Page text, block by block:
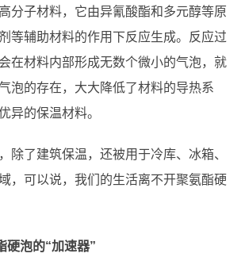
分子材料，它由异氰酸酯和多元醇等原
等辅助材料的作用下反应生成。反应过
在材料内部形成无数个微小的气泡，就
泡的存在，大大降低了材料的导热系
异的保温材料。
除了建筑保温，还被用于冷库、冰箱、
，可以说，我们的生活离不开聚氨酯硬
硬泡的“加速器”